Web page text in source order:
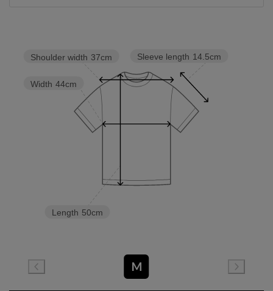
Sleeve length 14.5cm
Length 50cm
Width 44cm
Shoulder width 37cm
M